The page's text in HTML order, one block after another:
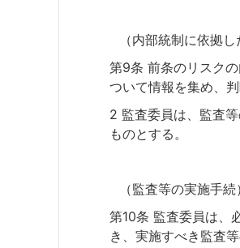
（内部統制に依拠し
第9条 前条のリスク
ついて情報を集め、
2 監査委員は、監査
ものとする。
（監査等の実施手続）
第10条 監査委員は、
き、実施すべき監査